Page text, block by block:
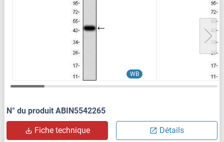
WB
N° du produit ABIN5542265
Fiche technique Détails